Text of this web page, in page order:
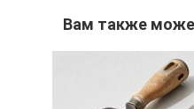
Вам также